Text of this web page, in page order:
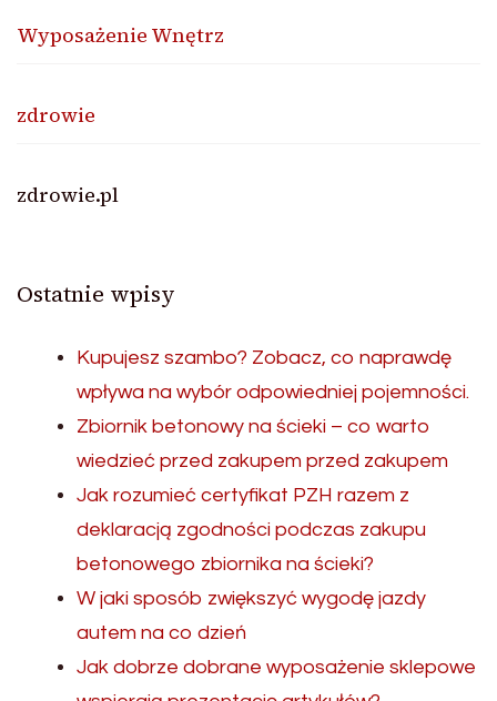
Wyposażenie Wnętrz
zdrowie
zdrowie.pl
Ostatnie wpisy
Kupujesz szambo? Zobacz, co naprawdę
wpływa na wybór odpowiedniej pojemności.
Zbiornik betonowy na ścieki – co warto
wiedzieć przed zakupem przed zakupem
Jak rozumieć certyfikat PZH razem z
deklaracją zgodności podczas zakupu
betonowego zbiornika na ścieki?
W jaki sposób zwiększyć wygodę jazdy
autem na co dzień
Jak dobrze dobrane wyposażenie sklepowe